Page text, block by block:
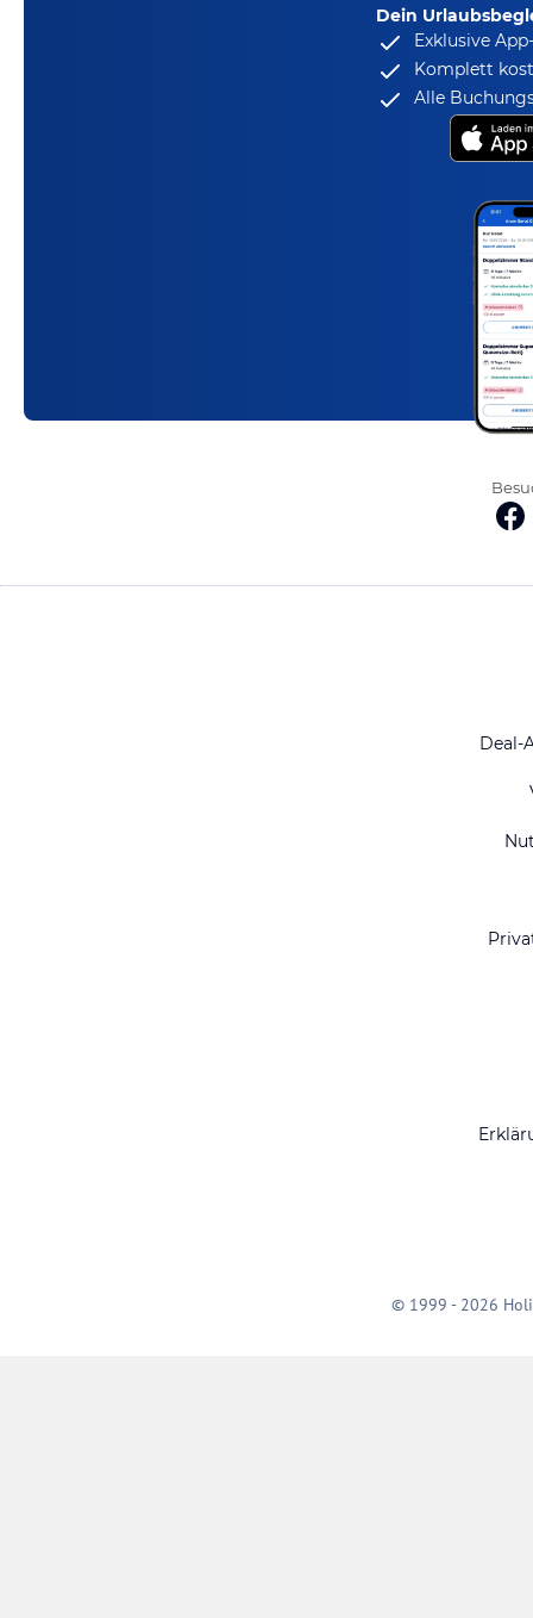
Dein
Exklusive
Komplett
Alle
Deal-
© 1999 - 2026